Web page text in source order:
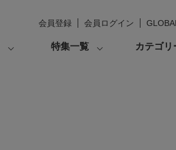
会員登録 会員ログイン
特集一覧 カテゴリ